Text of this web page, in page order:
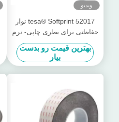
ویدیو
tesa® Softprint 52017 نوار
حفاظتی برای بطری چاپی- نرم
بهترین قیمت رو بدست
بیار